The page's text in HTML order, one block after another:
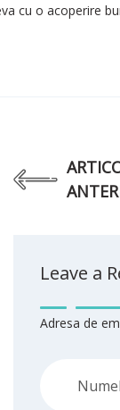
cu o acoperire
Leave a
Adresa de